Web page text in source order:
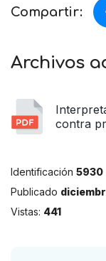
Compartir:
Archivos
contra
Identificación 5930
Publicado
Vistas: 441